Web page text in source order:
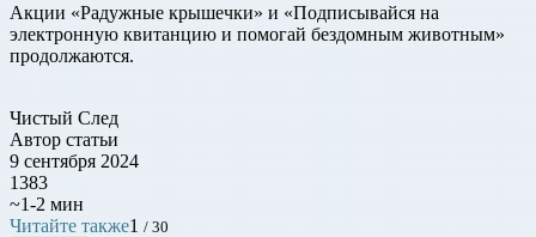
Акции «Радужные крышечки» и «Подписывайся на
электронную квитанцию и помогай бездомным животным»
продолжаются.
Чистый След
Автор статьи
9 сентября 2024
1383
~1-2 мин
Читайте также1 / 30